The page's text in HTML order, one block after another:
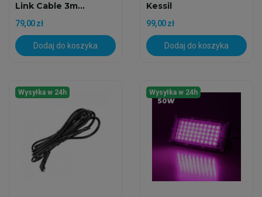
Link Cable 3m...
79,00 zł
Dodaj do koszyka
Kessil
99,00 zł
Dodaj do koszyka
Wysyłka w 24h Wysyłka w 24h